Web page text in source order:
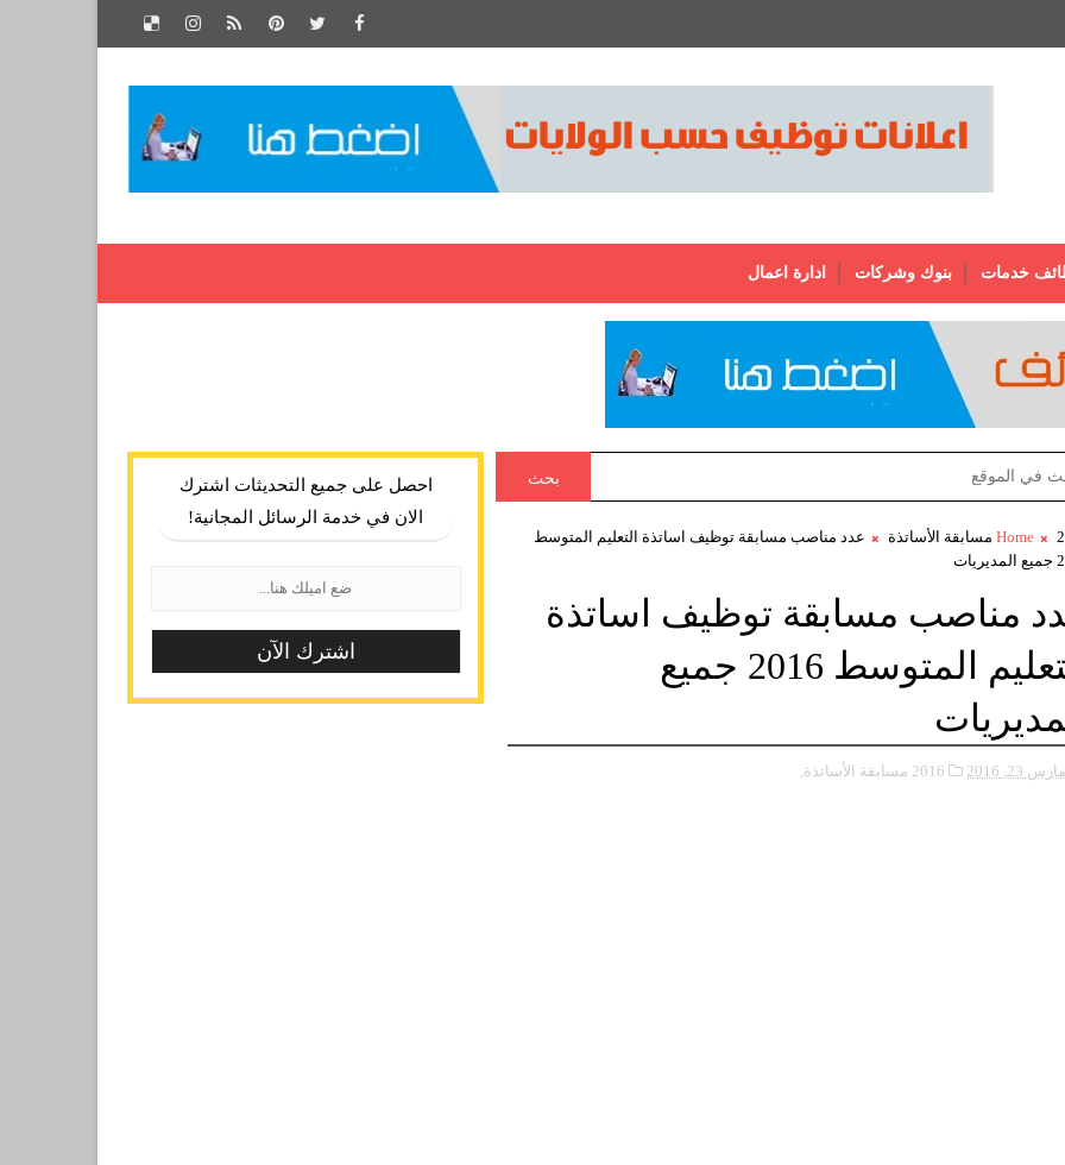
خدمات بنوك وشركات ادارة اعمال
بحث
Home
عدد مناصب مسابقة توظيف اساتذة التعليم المتوسط
مناصب مسابقة توظيف اساتذة
التعليم المتوسط 2016 جميع
مارس 23, 2016 2016 مسابقة الأساتذة,
احصل على جميع التحديثات اشترك
الان في خدمة الرسائل المجانية!